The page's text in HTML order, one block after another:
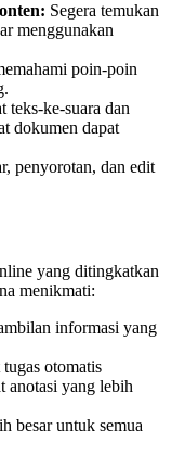
Segera temukan
menggunakan
poin-poin
teks-ke-suara dan
dokumen dapat
penyorotan, dan edit
yang ditingkatkan
menikmati:
informasi yang
otomatis
anotasi yang lebih
besar untuk semua